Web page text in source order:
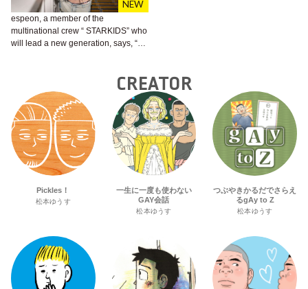
espeon, a member of the
multinational crew “ STARKIDS” who
will lead a new generation, says, “
CREATOR
Pickles！
松本ゆうす
一生に一度も使わない
GAY会話
松本ゆうす
つぶやきかるだでさらえ
るgAy to Z
松本ゆうす